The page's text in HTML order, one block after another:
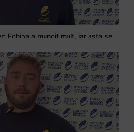
Stejarul Logan Weidner: Echipa a muncit mult, iar asta se va vedea în meciurile de la Nations Cup